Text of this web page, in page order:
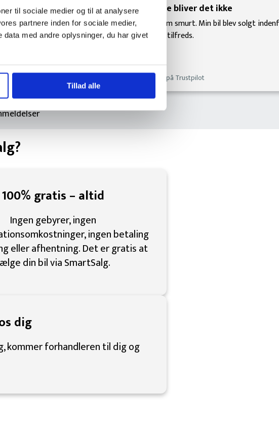
til sociale medier og til at analysere
partnere inden for sociale medier,
med andre oplysninger, du har givet
Tillad alle
og rigtig god hjælp i
af spørgsmål.
Nemmere bliver det ikke
Det gik som smurt. Min bil blev solgt indenfor
var yderst tilfreds.
Anmeldelse på Trustpilot
100% gratis – altid
Ingen gebyrer, ingen
ingen betaling
eller afhentning. Det er gratis at
din bil via SmartSalg.
dig
kommer forhandleren til dig og